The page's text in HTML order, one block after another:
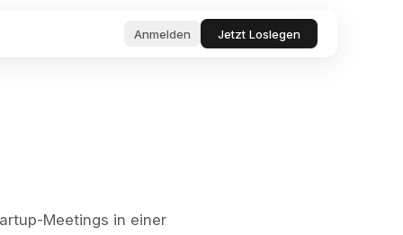
Anmelden Jetzt Loslegen
Meetings in einer